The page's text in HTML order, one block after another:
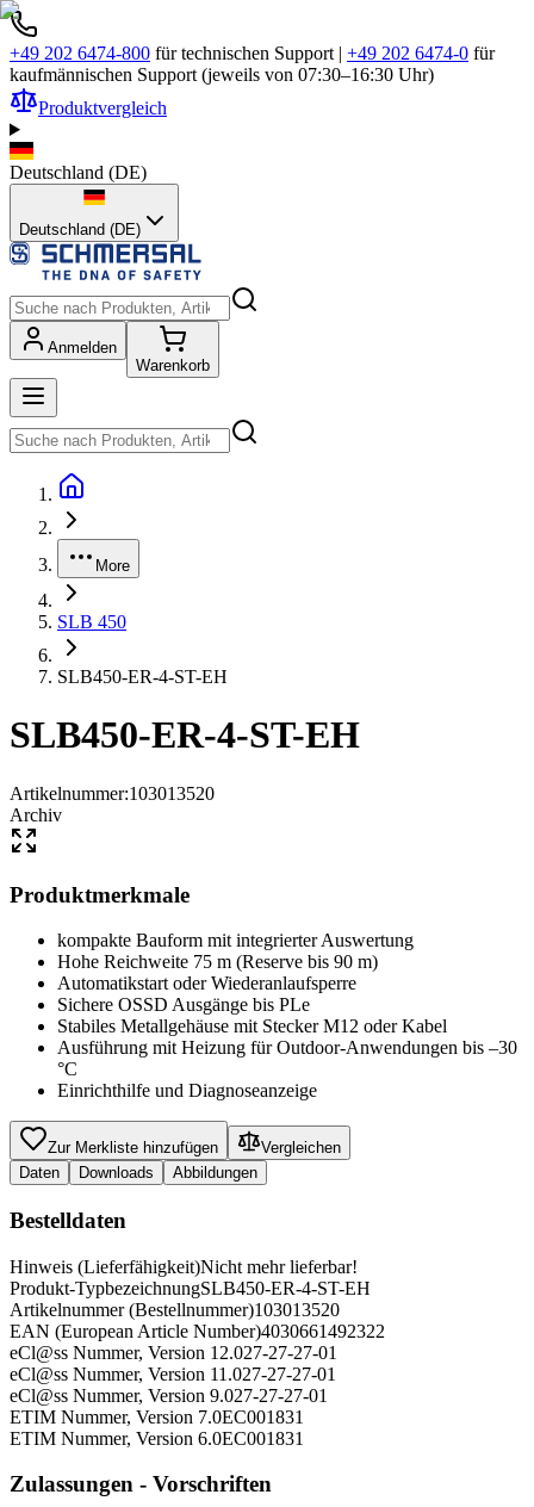
+49 202 6474-800 für technischen Support | +49 202 6474-0 für
kaufmännischen Support (jeweils von 07:30–16:30 Uhr)
Produktvergleich
Deutschland (DE)
Deutschland (DE)
Anmelden
Warenkorb
More
SLB 450
SLB450-ER-4-ST-EH
SLB450-ER-4-ST-EH
Artikelnummer:103013520
Archiv
Produktmerkmale
kompakte Bauform mit integrierter Auswertung
Hohe Reichweite 75 m (Reserve bis 90 m)
Automatikstart oder Wiederanlaufsperre
Sichere OSSD Ausgänge bis PLe
Stabiles Metallgehäuse mit Stecker M12 oder Kabel
Ausführung mit Heizung für Outdoor-Anwendungen bis –30
°C
Einrichthilfe und Diagnoseanzeige
Zur Merkliste hinzufügen
Vergleichen
Daten
Downloads Abbildungen
Bestelldaten
Hinweis (Lieferfähigkeit)Nicht mehr lieferbar!
Produkt-TypbezeichnungSLB450-ER-4-ST-EH
Artikelnummer (Bestellnummer)103013520
EAN (European Article Number)4030661492322
eCl@ss Nummer, Version 12.027-27-27-01
eCl@ss Nummer, Version 11.027-27-27-01
eCl@ss Nummer, Version 9.027-27-27-01
ETIM Nummer, Version 7.0EC001831
ETIM Nummer, Version 6.0EC001831
Zulassungen - Vorschriften